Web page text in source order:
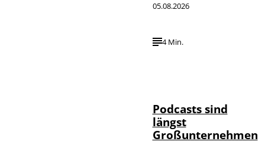
05.08.2026
4 Min.
Podcasts sind
längst
Großunternehmen